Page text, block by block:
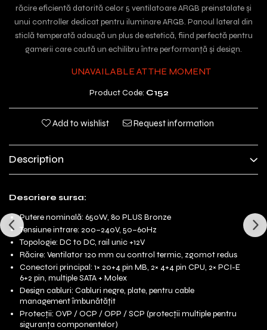
răcire eficientă datorită celor 5 ventilatoare ARGB preinstalate și
unui controller dedicat pentru iluminare ARGB. Panoul lateral din
sticlă temperată adaugă un plus de estetică, fiind perfectă pentru
gamerii care caută un echilibru între performanță și design.
UNAVAILABLE AT THE MOMENT
Product Code: C152
Add to wishlist Request information
Description
Descriere sursa:
Putere nominală: 650W, 80 PLUS Bronze
Tensiune intrare: 200–240V, 50–60Hz
Topologie: DC to DC, rail unic +12V
Răcire: Ventilator 120 mm cu control termic, zgomot redus
Conectori principal: 1× 20+4 pin MB, 2× 4+4 pin CPU, 2× PCI-E
6+2 pin, multiple SATA + Molex
Design cabluri: Cabluri negre, plate, pentru cable
management îmbunătățit
Protecții: OVP / OCP / OPP / SCP (protecții multiple pentru
siguranța componentelor)